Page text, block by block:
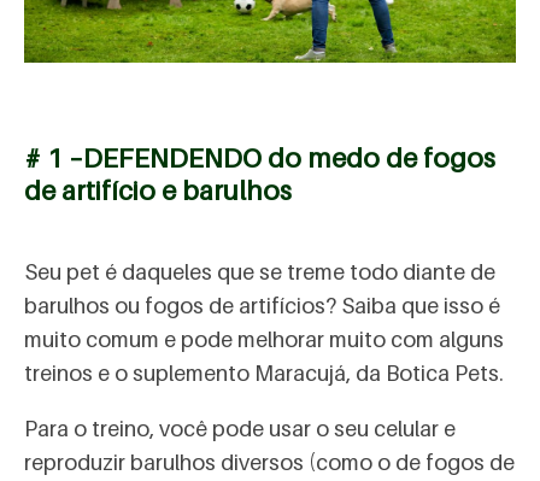
# 1 –DEFENDENDO do medo de fogos
de artifício e barulhos
Seu pet é daqueles que se treme todo diante de
barulhos ou fogos de artifícios? Saiba que isso é
muito comum e pode melhorar muito com alguns
treinos e o suplemento Maracujá, da Botica Pets.
Para o treino, você pode usar o seu celular e
reproduzir barulhos diversos (como o de fogos de